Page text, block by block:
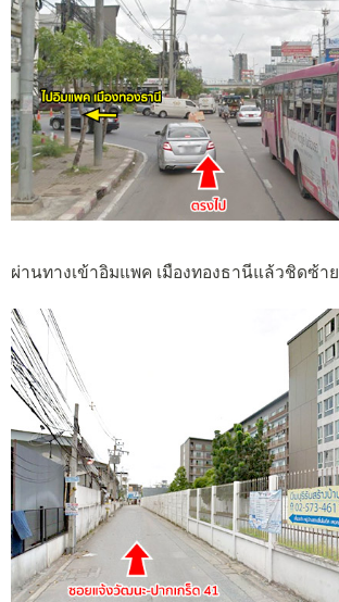
ผ่านทางเข้าอิมแพค เมืองทองธานีแล้วชิดซ้าย